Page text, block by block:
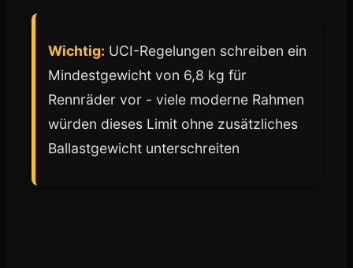
Wichtig: UCI-Regelungen schreiben ein
Mindestgewicht von 6,8 kg für
Rennräder vor - viele moderne Rahmen
würden dieses Limit ohne zusätzliches
Ballastgewicht unterschreiten